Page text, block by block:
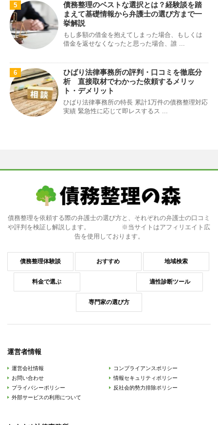
5
債務整理のベストな選択とは？経験談を踏
まえて基礎情報から弁護士の選び方まで一
挙解説
もし多額の借金を抱えてしまった場合、もしくは
借金を返せなくなったと思った場合、誰 ...
6
ひばり法律事務所の評判・口コミを徹底分
析 直接取材でわかった依頼するメリッ
ト・デメリット
ひばり法律事務所の特長 累計1万件の債務整理対応
実績 緊急性に応じて即レスするス ...
債務整理を依頼する際の弁護士の選び方と、それぞれの弁護士の口コミ
や評判を検証し解説します。 ※当サイトはアフィリエイト広
告を使用しております。
債務整理体験談 おすすめ 地域検索
料金で選ぶ 適性診断ツール
専門家の選び方
運営者情報
運営会社情報
お問い合わせ
プライバシーポリシー
外部サービスの利用について
コンプライアンスポリシー
情報セキュリティポリシー
反社会的勢力排除ポリシー